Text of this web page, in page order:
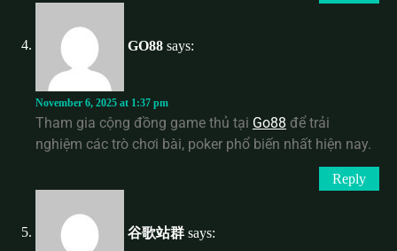
GO88 says:
November 6, 2025 at 1:37 pm
Tham gia cộng đồng game thủ tại Go88 để trải
nghiệm các trò chơi bài, poker phổ biến nhất hiện nay.
Reply
谷歌站群 says: